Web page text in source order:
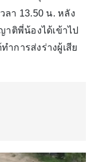
ลา 13.50 น.​ หลัง
ติพี่น้องได้เข้าไป
การส่งร่างผู้เสีย